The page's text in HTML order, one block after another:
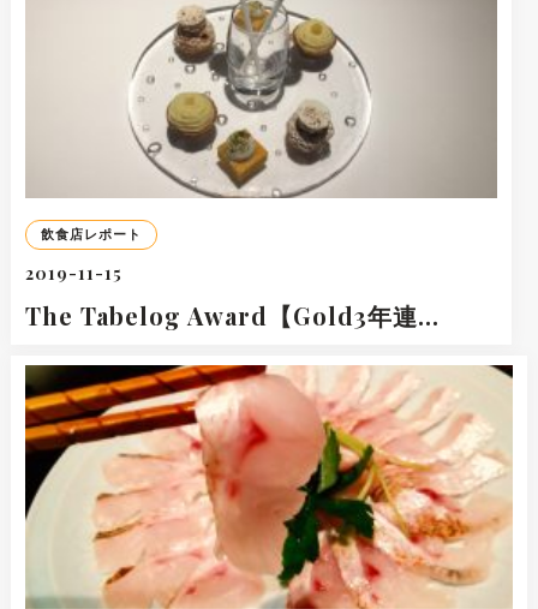
飲食店レポート
2019-11-15
The Tabelog Award【Gold3年連…